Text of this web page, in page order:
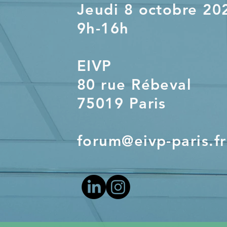
Jeudi 8 octobre
9h-16h
EIVP
80 rue Rébeval
75019 Paris
forum@eivp-paris.fr